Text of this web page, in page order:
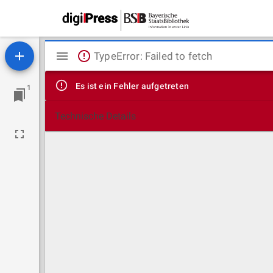
1
Mirador
Viewer
TypeError: Failed to fetch
Es ist ein Fehler aufgetreten
Technische Details